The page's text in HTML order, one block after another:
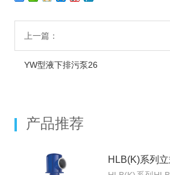
上一篇：
YW型液下排污泵26
产品推荐
HLB(K)系列